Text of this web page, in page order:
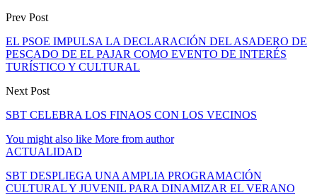
Prev Post
EL PSOE IMPULSA LA DECLARACIÓN DEL ASADERO DE
PESCADO DE EL PAJAR COMO EVENTO DE INTERÉS
TURÍSTICO Y CULTURAL
Next Post
SBT CELEBRA LOS FINAOS CON LOS VECINOS
You might also like More from author
ACTUALIDAD
SBT DESPLIEGA UNA AMPLIA PROGRAMACIÓN
CULTURAL Y JUVENIL PARA DINAMIZAR EL VERANO